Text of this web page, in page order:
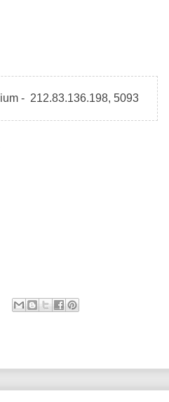
- 212.83.136.198, 5093